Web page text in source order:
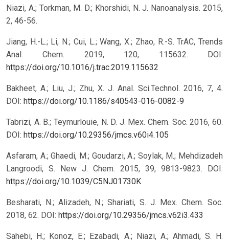
Niazi, A.; Torkman, M. D.; Khorshidi, N. J. Nanoanalysis. 2015,
2, 46-56.
Jiang, H.-L.; Li, N.; Cui, L.; Wang, X.; Zhao, R.-S. TrAC, Trends
Anal. Chem. 2019, 120, 115632.
DOI:
https://doi.org/10.1016/j.trac.2019.115632
Bakheet, A.; Liu, J.; Zhu, X. J. Anal. Sci.Technol. 2016, 7, 4.
DOI: https://doi.org/10.1186/s40543-016-0082-9
Tabrizi, A. B.; Teymurlouie, N. D. J. Mex. Chem. Soc. 2016, 60.
DOI: https://doi.org/10.29356/jmcs.v60i4.105
Asfaram, A.; Ghaedi, M.; Goudarzi, A.; Soylak, M.; Mehdizadeh
Langroodi, S. New J. Chem. 2015, 39, 9813-9823.
DOI:
https://doi.org/10.1039/C5NJ01730K
Besharati, N.; Alizadeh, N.; Shariati, S. J. Mex. Chem. Soc.
2018, 62. DOI: https://doi.org/10.29356/jmcs.v62i3.433
Sahebi, H.; Konoz, E.; Ezabadi, A.; Niazi, A.; Ahmadi, S. H.